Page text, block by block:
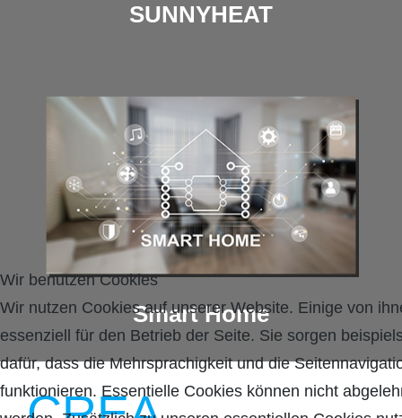
SUNNYHEAT
Smart Home
Wir benutzen Cookies
Wir nutzen Cookies auf unserer Website. Einige von
essenziell für den Betrieb der Seite. Sie sorgen
dafür, dass die Mehrsprachigkeit und die
funktionieren. Essentielle Cookies können nicht